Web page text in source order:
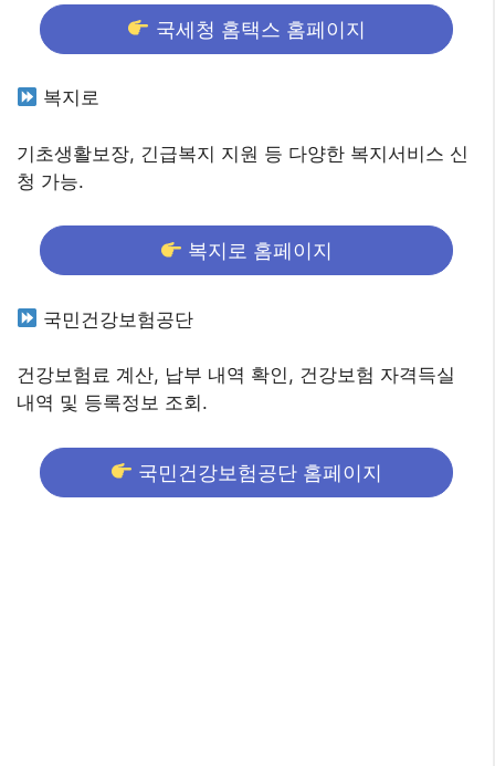
국세청 홈택스 홈페이지
복지로
기초생활보장, 긴급복지 지원 등 다양한 복지서비스 신
청 가능.
복지로 홈페이지
국민건강보험공단
건강보험료 계산, 납부 내역 확인, 건강보험 자격득실
내역 및 등록정보 조회.
국민건강보험공단 홈페이지